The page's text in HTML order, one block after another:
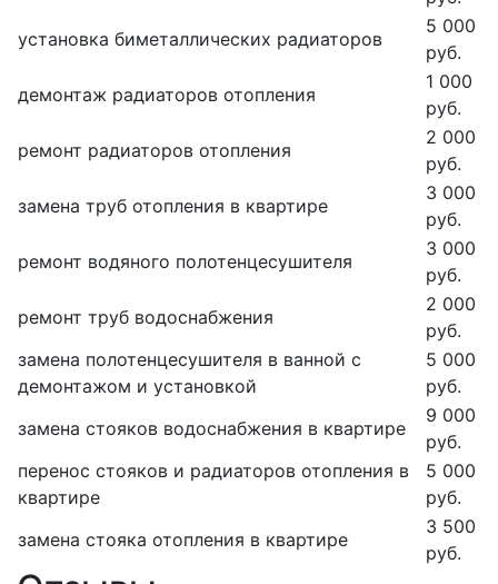
установка биметаллических радиаторов
5 000
руб.
демонтаж радиаторов отопления
1 000
руб.
ремонт радиаторов отопления
2 000
руб.
замена труб отопления в квартире
3 000
руб.
ремонт водяного полотенцесушителя
3 000
руб.
ремонт труб водоснабжения
2 000
руб.
замена полотенцесушителя в ванной с
демонтажом и установкой
5 000
руб.
замена стояков водоснабжения в квартире
9 000
руб.
перенос стояков и радиаторов отопления в
квартире
5 000
руб.
замена стояка отопления в квартире
3 500
руб.